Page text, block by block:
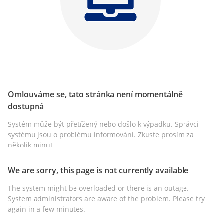
Omlouváme se, tato stránka není momentálně
dostupná
Systém může být přetížený nebo došlo k výpadku. Správci
systému jsou o problému informováni. Zkuste prosím za
několik minut.
We are sorry, this page is not currently available
The system might be overloaded or there is an outage.
System administrators are aware of the problem. Please try
again in a few minutes.